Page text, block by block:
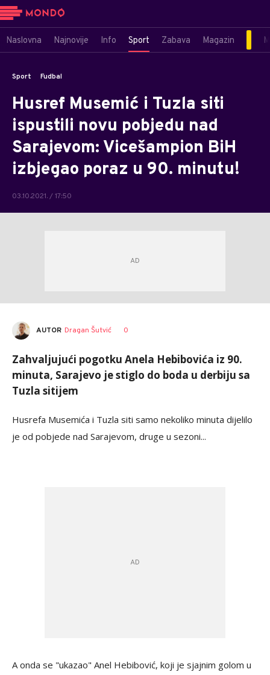
Naslovna Najnovije Info Sport Zabava Magazin
Sport Fudbal
Husref Musemić i Tuzla siti
ispustili novu pobjedu nad
Sarajevom: Vicešampion BiH
izbjegao poraz u 90. minutu!
03.10.2021. / 17:50
AUTOR Dragan Šutvić 0
Zahvaljujući pogotku Anela Hebibovića iz 90.
minuta, Sarajevo je stiglo do boda u derbiju sa
Tuzla sitijem
Husrefa Musemića i Tuzla siti samo nekoliko minuta dijelilo
je od pobjede nad Sarajevom, druge u sezoni...
A onda se "ukazao" Anel Hebibović, koji je sjajnim golom u